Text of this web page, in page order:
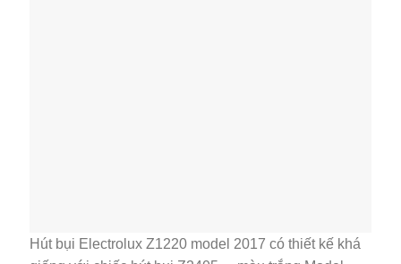
Hút bụi Electrolux Z1220 model 2017 có thiết kế khá